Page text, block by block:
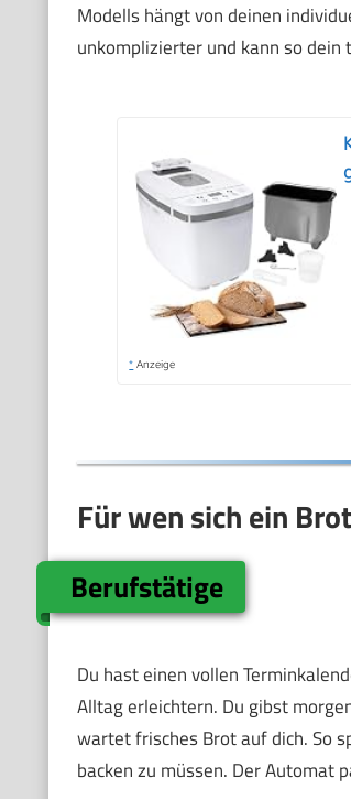
Modells hängt von deinen
unkomplizierter und kann so
* Anzeige
Für wen sich ein
Berufstätige
Du hast einen vollen
Alltag erleichtern. Du gibst
wartet frisches Brot auf dich. So
backen zu müssen. Der Automat